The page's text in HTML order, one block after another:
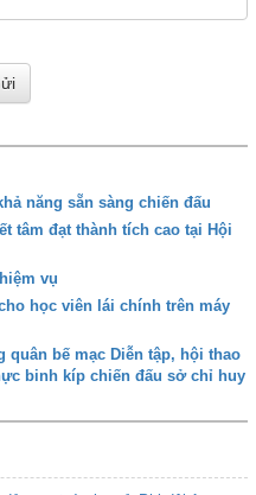
năng sẵn sàng chiến đấu
tâm đạt thành tích cao tại Hội
vụ
học viên lái chính trên máy
quân bế mạc Diễn tập, hội thao
binh kíp chiến đấu sở chỉ huy